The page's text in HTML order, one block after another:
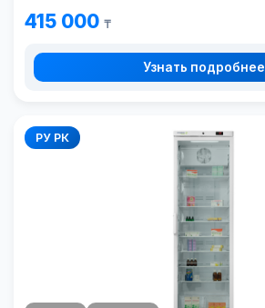
415 000 ₸
Узнать подробнее
РУ РК